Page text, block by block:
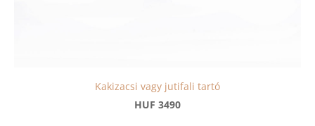
Kakizacsi vagy jutifali tartó
HUF 3490